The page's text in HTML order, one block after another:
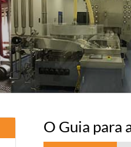
O Guia para